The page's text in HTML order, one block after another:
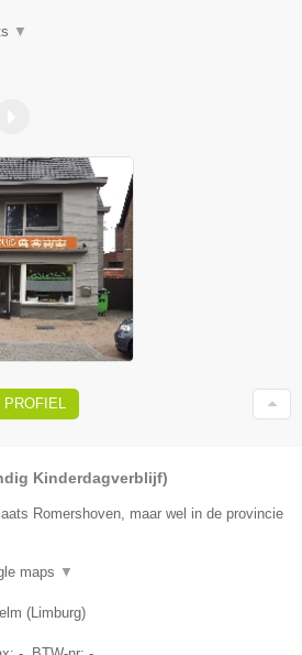
▼
PROFIEL
Kinderdagverblijf)
Romershoven, maar wel in de provincie
maps ▼
(Limburg)